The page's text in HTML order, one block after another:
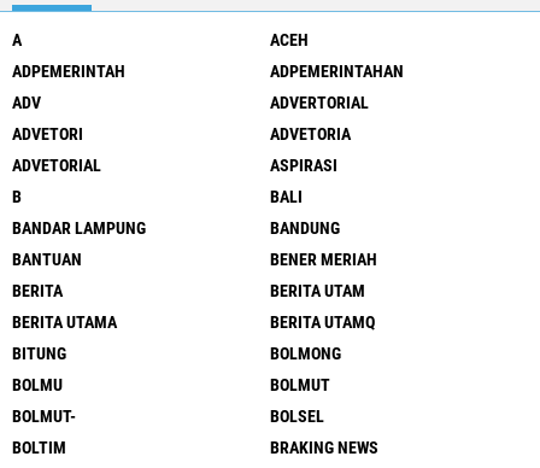
A
ACEH
ADPEMERINTAH
ADPEMERINTAHAN
ADV
ADVERTORIAL
ADVETORI
ADVETORIA
ADVETORIAL
ASPIRASI
B
BALI
BANDAR LAMPUNG
BANDUNG
BANTUAN
BENER MERIAH
BERITA
BERITA UTAM
BERITA UTAMA
BERITA UTAMQ
BITUNG
BOLMONG
BOLMU
BOLMUT
BOLMUT-
BOLSEL
BOLTIM
BRAKING NEWS